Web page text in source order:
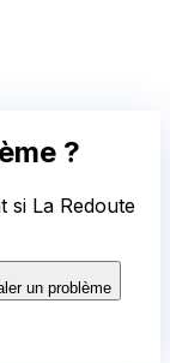
?
si La Redoute
un problème